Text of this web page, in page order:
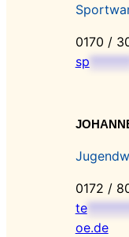
0170 /
sp
0172 /
te
oe.de